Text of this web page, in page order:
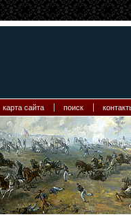
карта сайта поиск